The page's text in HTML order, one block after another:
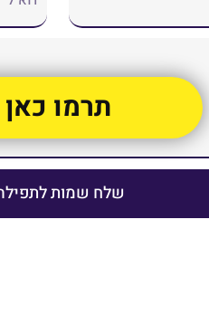
שלח שמות
תרמו כאן